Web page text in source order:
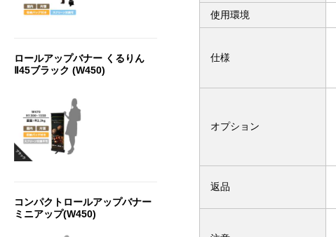
使用環境
仕様
オプション
返品
ロールアップバナー くるりん
Ⅱ45ブラック (W450)
コンパクトロールアップバナー
ミニアップ(W450)